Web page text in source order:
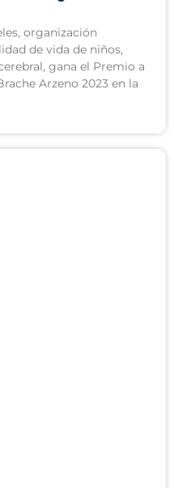
organización
de vida de niños,
gana el Premio a
Arzeno 2023 en la